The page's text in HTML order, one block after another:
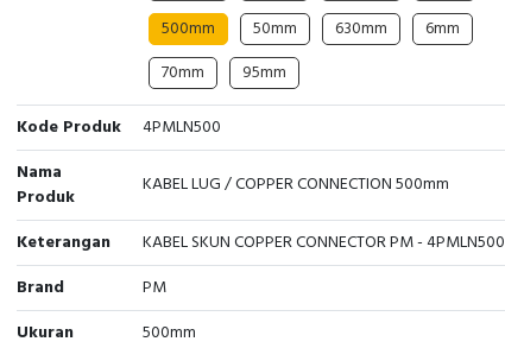
500mm
50mm 630mm
6mm
70mm
95mm
Kode Produk
4PMLN500
Nama
Produk
KABEL LUG / COPPER CONNECTION 500mm
Keterangan
KABEL SKUN COPPER CONNECTOR PM - 4PMLN500
Brand
PM
Ukuran
500mm